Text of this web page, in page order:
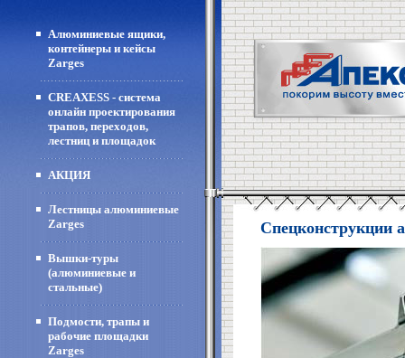
Алюминиевые ящики,
контейнеры и кейсы
Zarges
CREAXESS - система
онлайн проектирования
трапов, переходов,
лестниц и площадок
АКЦИЯ
Лестницы алюминиевые
Zarges
Вышки-туры
(алюминиевые и
стальные)
Подмости, трапы и
рабочие площадки
Zarges
Спецконструкции